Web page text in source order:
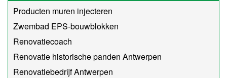
Producten muren injecteren
Zwembad EPS-bouwblokken
Renovatiecoach
Renovatie historische panden Antwerpen
Renovatiebedrijf Antwerpen